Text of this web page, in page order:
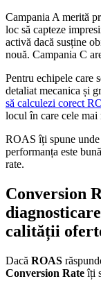
Campania A merită
loc să capteze
activă dacă susține
nouă. Campania C
Pentru echipele care
detaliat mecanica și
să calculezi corect
locul în care cele mai
ROAS îți spune
performanța este
rate.
Conversion
calității
Dacă ROAS
Conversion Rateîți